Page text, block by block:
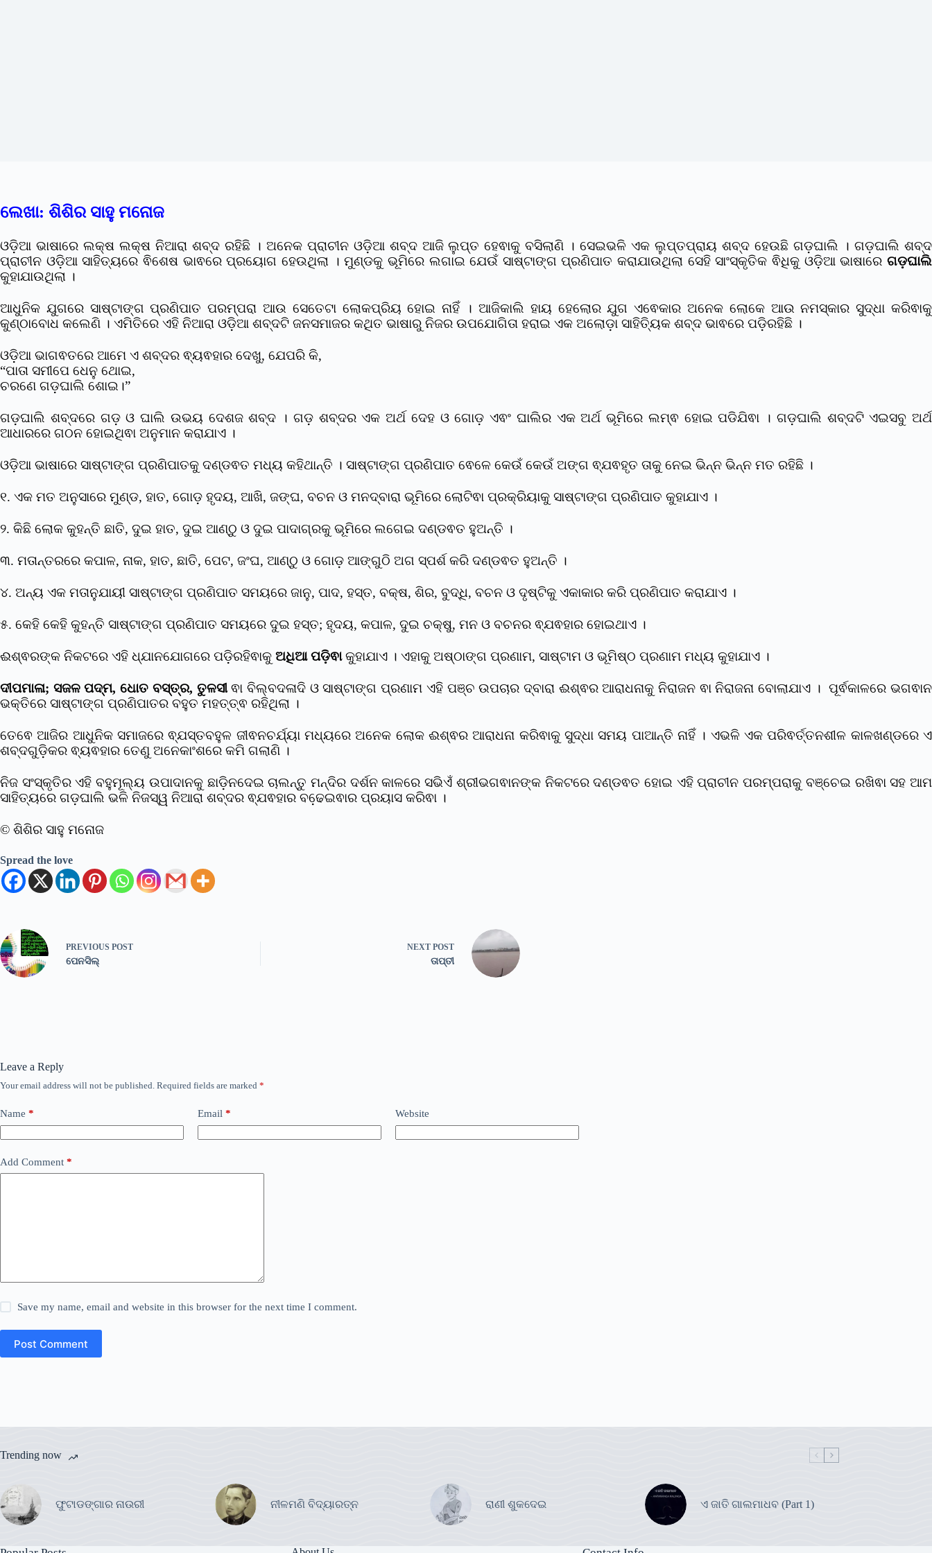
ଲେଖା: ଶିଶିର ସାହୁ ମନୋଜ
ଓଡ଼ିଆ ଭାଷାରେ ଲକ୍ଷ ଲକ୍ଷ ନିଆରା ଶବ୍ଦ ରହିଛି । ଅନେକ ପ୍ରାଚୀନ ଓଡ଼ିଆ ଶବ୍ଦ ଆଜି ଲୁପ୍ତ ହେଵାକୁ ବସିଲାଣି । ସେଇଭଳି ଏକ ଲୁପ୍ତପ୍ରାୟ ଶବ୍ଦ ହେଉଛି ଗଡ଼ଘାଲି । ଗଡ଼ଘାଲି ଶବ୍ଦ
ପ୍ରାଚୀନ ଓଡ଼ିଆ ସାହିତ୍ୟରେ ଵିଶେଷ ଭାଵରେ ପ୍ରୟୋଗ ହେଉଥିଲା । ମୁଣ୍ଡକୁ ଭୂମିରେ ଲଗାଇ ଯେଉଁ ସାଷ୍ଟାଙ୍ଗ ପ୍ରଣିପାତ କରାଯାଉଥିଲା ସେହି ସାଂସ୍କୃତିକ ଵିଧିକୁ ଓଡ଼ିଆ ଭାଷାରେ ଗଡ଼ଘାଲି
କୁହାଯାଉଥିଲା ।
ଆଧୁନିକ ଯୁଗରେ ସାଷ୍ଟାଙ୍ଗ ପ୍ରଣିପାତ ପରମ୍ପରା ଆଉ ସେତେଟା ଲୋକପ୍ରିୟ ହୋଇ ନାହିଁ । ଆଜିକାଲି ହାୟ ହେଲୋର ଯୁଗ ଏଵେକାର ଅନେକ ଲୋକେ ଆଉ ନମସ୍କାର ସୁଦ୍ଧା କରିଵାକୁ
କୁଣ୍ଠାବୋଧ କଲେଣି । ଏମିତିରେ ଏହି ନିଆରା ଓଡ଼ିଆ ଶବ୍ଦଟି ଜନସମାଜର କଥିତ ଭାଷାରୁ ନିଜର ଉପଯୋଗିତା ହରାଇ ଏକ ଅଲୋଡ଼ା ସାହିତ୍ୟିକ ଶବ୍ଦ ଭାଵରେ ପଡି଼ରହିଛି ।
ଓଡ଼ିଆ ଭାଗଵତରେ ଆମେ ଏ ଶବ୍ଦର ଵ୍ୟଵହାର ଦେଖୁ, ଯେପରି କି,
“ପାତା ସମୀପେ ଧେନୁ ଥୋଇ,
ଚରଣେ ଗଡ଼ଘାଲି ଶୋଇ।”
ଗଡ଼ଘାଲି ଶବ୍ଦରେ ଗଡ଼ ଓ ଘାଲି ଉଭୟ ଦେଶଜ ଶବ୍ଦ । ଗଡ଼ ଶବ୍ଦର ଏକ ଅର୍ଥ ଦେହ ଓ ଗୋଡ଼ ଏଵଂ ଘାଲିର ଏକ ଅର୍ଥ ଭୂମିରେ ଲମ୍ଵ ହୋଇ ପଡିଯିଵା । ଗଡ଼ଘାଲି ଶବ୍ଦଟି ଏଇସବୁ ଅର୍ଥ
ଆଧାରରେ ଗଠନ ହୋଇଥିଵା ଅନୁମାନ କରାଯାଏ ।
ଓଡ଼ିଆ ଭାଷାରେ ସାଷ୍ଟାଙ୍ଗ ପ୍ରଣିପାତକୁ ଦଣ୍ଡଵତ ମଧ୍ୟ କହିଥାନ୍ତି । ସାଷ୍ଟାଙ୍ଗ ପ୍ରଣିପାତ ଵେଳେ କେଉଁ କେଉଁ ଅଙ୍ଗ ଵ୍ଯଵହୃତ ତାକୁ ନେଇ ଭିନ୍ନ ଭିନ୍ନ ମତ ରହିଛି ।
୧. ଏକ ମତ ଅନୁସାରେ ମୁଣ୍ଡ, ହାତ, ଗୋଡ଼ ହୃଦୟ, ଆଖି, ଜଙ୍ଘ, ବଚନ ଓ ମନଦ୍ବାରା ଭୂମିରେ ଲୋଟିଵା ପ୍ରକ୍ରିୟାକୁ ସାଷ୍ଟାଙ୍ଗ ପ୍ରଣିପାତ କୁହାଯାଏ ।
୨. କିଛି ଲୋକ କୁହନ୍ତି ଛାତି, ଦୁଇ ହାତ, ଦୁଇ ଆଣ୍ଠୁ ଓ ଦୁଇ ପାଦାଗ୍ରକୁ ଭୂମିରେ ଲଗେଇ ଦଣ୍ଡଵତ ହୁଅନ୍ତି ।
୩. ମତାନ୍ତରରେ କପାଳ, ନାକ, ହାତ, ଛାତି, ପେଟ, ଜଂଘ, ଆଣ୍ଠୁ ଓ ଗୋଡ଼ ଆଙ୍ଗୁଠି ଅଗ ସ୍ପର୍ଶ କରି ଦଣ୍ଡଵତ ହୁଅନ୍ତି ।
୪. ଅନ୍ୟ ଏକ ମତାନୁଯାୟୀ ସାଷ୍ଟାଙ୍ଗ ପ୍ରଣିପାତ ସମୟରେ ଜାନୁ, ପାଦ, ହସ୍ତ, ବକ୍ଷ, ଶିର, ବୁଦ୍ଧି, ବଚନ ଓ ଦୃଷ୍ଟିକୁ ଏକାକାର କରି ପ୍ରଣିପାତ କରାଯାଏ ।
୫. କେହି କେହି କୁହନ୍ତି ସାଷ୍ଟାଙ୍ଗ ପ୍ରଣିପାତ ସମୟରେ ଦୁଇ ହସ୍ତ; ହୃଦୟ, କପାଳ, ଦୁଇ ଚକ୍ଷୁ, ମନ ଓ ବଚନର ଵ୍ଯଵହାର ହୋଇଥାଏ ।
ଈଶ୍ଵରଙ୍କ ନିକଟରେ ଏହି ଧ୍ଯାନଯୋଗରେ ପଡି଼ରହିଵାକୁ ଅଧିଆ ପଡି଼ଵାକୁହାଯାଏ । ଏହାକୁ ଅଷ୍ଠାଙ୍ଗ ପ୍ରଣାମ, ସାଷ୍ଟାମ ଓ ଭୂମିଷ୍ଠ ପ୍ରଣାମ ମଧ୍ୟ କୁହାଯାଏ ।
ଦୀପମାଳା; ସଜଳ ପଦ୍ମ, ଧୋତ ବସ୍ତ୍ର, ତୁଳସୀଵା ବିଲ୍ବଦଳାଦି ଓ ସାଷ୍ଟାଙ୍ଗ ପ୍ରଣାମ ଏହି ପଞ୍ଚ ଉପଚାର ଦ୍ବାରା ଈଶ୍ଵର ଆରାଧନାକୁ ନିରାଜନ ଵା ନିରାଜନା ବୋଲାଯାଏ । ପୂର୍ଵକାଳରେ ଭଗଵାନ
ଭକ୍ତିରେ ସାଷ୍ଟାଙ୍ଗ ପ୍ରଣିପାତର ବହୁତ ମହତ୍ତ୍ଵ ରହିଥିଲା ।
ତେଵେ ଆଜିର ଆଧୁନିକ ସମାଜରେ ଵ୍ଯସ୍ତବହୁଳ ଜୀଵନଚର୍ଯ୍ୟା ମଧ୍ୟରେ ଅନେକ ଲୋକ ଈଶ୍ଵର ଆରାଧନା କରିଵାକୁ ସୁଦ୍ଧା ସମୟ ପାଆନ୍ତି ନାହିଁ । ଏଭଳି ଏକ ପରିଵର୍ତ୍ତନଶୀଳ କାଳଖଣ୍ଡରେ ଏ
ଶବ୍ଦଗୁଡି଼କର ଵ୍ୟଵହାର ତେଣୁ ଅନେକାଂଶରେ କମି ଗଲାଣି ।
ନିଜ ସଂସ୍କୃତିର ଏହି ବହୁମୂଲ୍ୟ ଉପାଦାନକୁ ଛାଡ଼ିନଦେଇ ଚାଲନ୍ତୁ ମନ୍ଦିର ଦର୍ଶନ କାଳରେ ସଭିଏଁ ଶ୍ରୀଭଗଵାନଙ୍କ ନିକଟରେ ଦଣ୍ଡଵତ ହୋଇ ଏହି ପ୍ରାଚୀନ ପରମ୍ପରାକୁ ବଞ୍ଚେଇ ରଖିଵା ସହ ଆମ
ସାହିତ୍ୟରେ ଗଡ଼ଘାଲି ଭଳି ନିଜସ୍ୱ ନିଆରା ଶବ୍ଦର ଵ୍ଯଵହାର ବଢେ଼ଇଵାର ପ୍ରୟାସ କରିଵା ।
© ଶିଶିର ସାହୁ ମନୋଜ
Spread the love
PREVIOUS POST
ପେନସିଲ୍
NEXT POST
ତାପ୍ତୀ
Leave a Reply
Your email address will not be published. Required fields are marked *
Name * Email * Website
Add Comment *
Save my name, email and website in this browser for the next time I comment.
Post Comment
Trending now
ଫୁଟାଡଙ୍ଗାର ନାଉରୀ ନୀଳମଣି ବିଦ୍ୟାରତ୍ନ ରାଣୀ ଶୁକଦେଇ ଏ ଜାତି ଗାଲମାଧବ (Part 1)